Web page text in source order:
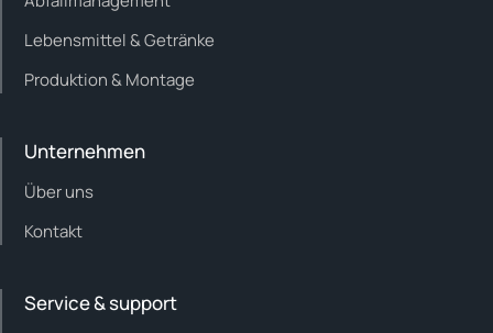
Lebensmittel & Getränke
Produktion & Montage
Unternehmen
Über uns
Kontakt
Service & support